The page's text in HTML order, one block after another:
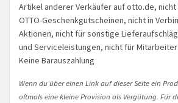
Artikel anderer Verkäufer auf otto.de, nicht
OTTO-Geschenkgutscheinen, nicht in
Aktionen, nicht für sonstige
und Serviceleistungen, nicht für
Keine Barauszahlung
Wenn du über einen Link auf dieser Seite ein
oftmals eine kleine Provision als Vergütung. Für